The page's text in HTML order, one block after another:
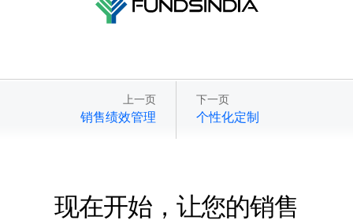
上一页
销售绩效管理
下一页
个性化定制
现在开始，让您的销售